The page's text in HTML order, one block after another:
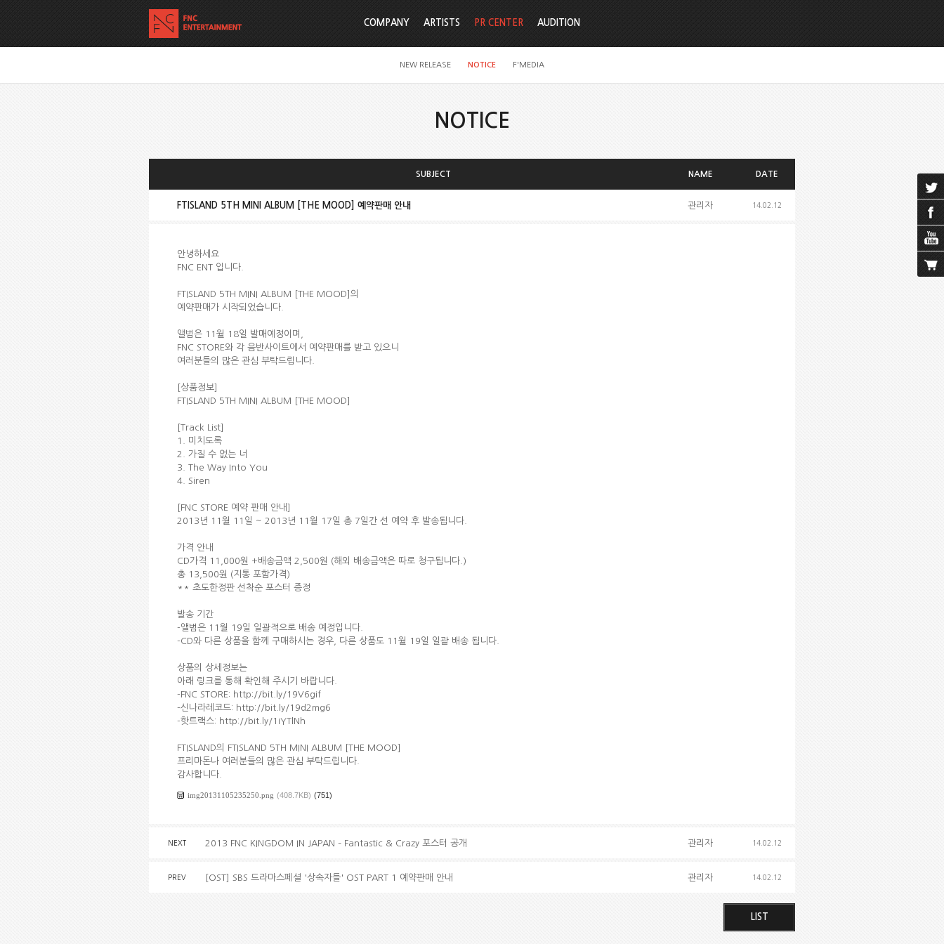
COMPANY ARTISTS PR CENTER
NEW RELEASE NOTICE F'MEDIA
AUDITION
NOTICE
SUBJECT NAME DATE
FTISLAND 5TH MINI ALBUM [THE MOOD] 예약판매 안내 관리자 14.02.12
안녕하세요
FNC ENT 입니다.
FTISLAND 5TH MINI ALBUM [THE MOOD]의
예약판매가 시작되었습니다.
앨범은 11월 18일 발매예정이며,
FNC STORE와 각 음반사이트에서 예약판매를 받고 있으니
여러분들의 많은 관심 부탁드립니다.
[상품정보]
FTISLAND 5TH MINI ALBUM [THE MOOD]
[Track List]
1. 미치도록
2. 가질 수 없는 너
3. The Way Into You
4. Siren
[FNC STORE 예약 판매 안내]
2013년 11월 11일 ~ 2013년 11월 17일 총 7일간 선 예약 후 발송됩니다.
가격 안내
CD가격 11,000원 +배송금액 2,500원 (해외 배송금액은 따로 청구됩니다.)
총 13,500원 (지통 포함가격)
** 초도한정판 선착순 포스터 증정
발송 기간
-앨범은 11월 19일 일괄적으로 배송 예정입니다.
-CD와 다른 상품을 함께 구매하시는 경우, 다른 상품도 11월 19일 일괄 배송 됩니다.
상품의 상세정보는
아래 링크를 통해 확인해 주시기 바랍니다.
-FNC STORE: http://bit.ly/19V6gif
-신나라레코드: http://bit.ly/19d2mg6
-핫트랙스: http://bit.ly/1iYTlNh
FTISLAND의 FTISLAND 5TH MINI ALBUM [THE MOOD]
프리마돈나 여러분들의 많은 관심 부탁드립니다.
감사합니다.
img20131105235250.png (408.7KB) (751)
NEXT 2013 FNC KINGDOM IN JAPAN – Fantastic & Crazy 포스터 공개 관리자 14.02.12
PREV [OST] SBS 드라마스페셜 '상속자들' OST PART 1 예약판매 안내 관리자 14.02.12
LIST